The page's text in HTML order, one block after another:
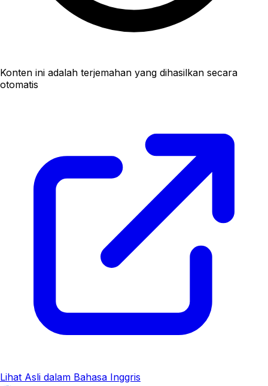
Konten ini adalah terjemahan yang dihasilkan secara
otomatis
Lihat Asli dalam Bahasa Inggris